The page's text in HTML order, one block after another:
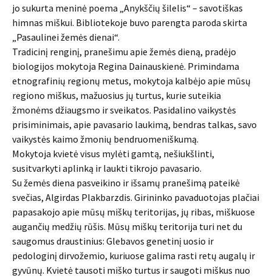
jo sukurta meninė poema „Anykščių šilelis“ – savotiškas
himnas miškui. Bibliotekoje buvo parengta paroda skirta
„Pasaulinei žemės dienai“.
Tradicinį renginį, pranešimu apie žemės dieną, pradėjo
biologijos mokytoja Regina Dainauskienė. Primindama
etnografinių regionų metus, mokytoja kalbėjo apie mūsų
regiono miškus, mažuosius jų turtus, kurie suteikia
žmonėms džiaugsmo ir sveikatos. Pasidalino vaikystės
prisiminimais, apie pavasario laukimą, bendras talkas, savo
vaikystės kaimo žmonių bendruomeniškumą.
Mokytoja kvietė visus mylėti gamtą, nešiukšlinti,
susitvarkyti aplinką ir laukti tikrojo pavasario.
Su žemės diena pasveikino ir išsamų pranešimą pateikė
svečias, Algirdas Plakbarzdis. Girininko pavaduotojas plačiai
papasakojo apie mūsų miškų teritorijas, jų ribas, miškuose
augančių medžių rūšis. Mūsų miškų teritorija turi net du
saugomus draustinius: Glebavos genetinį uosio ir
pedologinį dirvožemio, kuriuose galima rasti retų augalų ir
gyvūnų. Kvietė tausoti miško turtus ir saugoti miškus nuo